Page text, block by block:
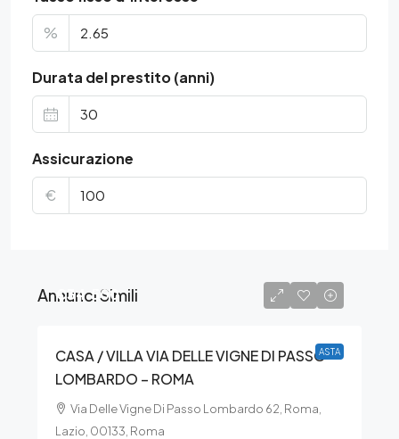
%
Durata del prestito (anni)
Assicurazione
€
Annunci Simili
ASTA
€34.500
CASA / VILLA VIA DELLE VIGNE DI PASSO
LOMBARDO – ROMA
Via Delle Vigne Di Passo Lombardo 62, Roma,
Lazio, 00133, Roma